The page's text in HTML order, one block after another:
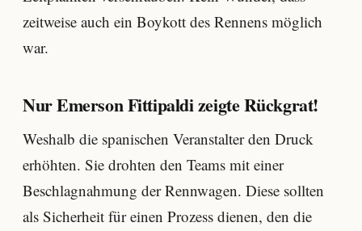
zeitweise auch ein Boykott des Rennens möglich
war.
Nur Emerson Fittipaldi zeigte Rückgrat!
Weshalb die spanischen Veranstalter den Druck
erhöhten. Sie drohten den Teams mit einer
Beschlagnahmung der Rennwagen. Diese sollten
als Sicherheit für einen Prozess dienen, den die